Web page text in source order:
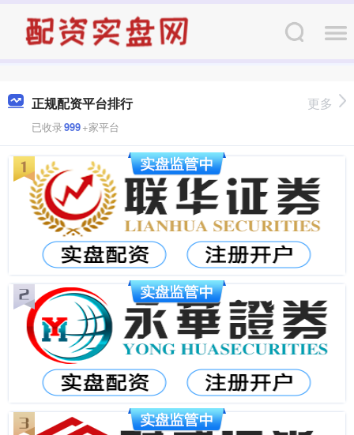
正规配资平台排行
已收录999+家平台
更多